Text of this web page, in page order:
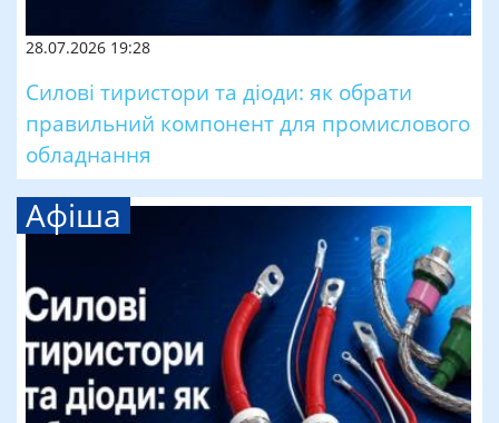
28.07.2026 19:28
Силові тиристори та діоди: як обрати
правильний компонент для промислового
обладнання
Афіша